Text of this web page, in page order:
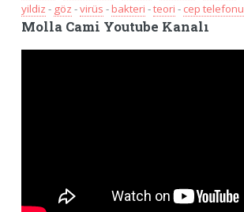
yildiz - göz -virüs -bakteri -teori - cep telefonu
Molla Cami Youtube Kanalı